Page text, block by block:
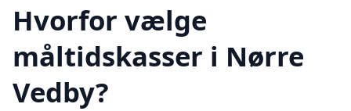
Hvorfor vælge
måltidskasser i Nørre
Vedby?